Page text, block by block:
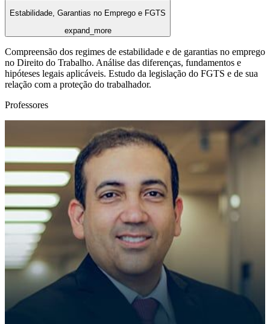
Estabilidade, Garantias no Emprego e FGTS
expand_more
Compreensão dos regimes de estabilidade e de garantias no emprego
no Direito do Trabalho. Análise das diferenças, fundamentos e
hipóteses legais aplicáveis. Estudo da legislação do FGTS e de sua
relação com a proteção do trabalhador.
Professores